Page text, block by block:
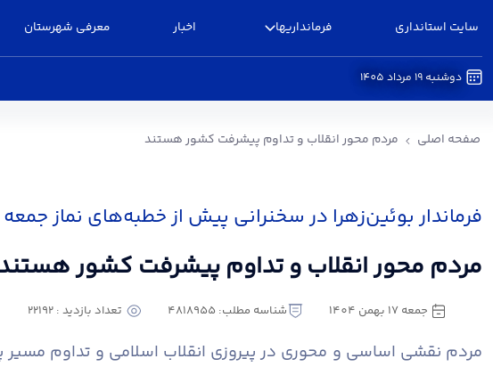
سایت استانداری فرمانداریها اخبار معرفی شهرستان
دوشنبه 19 مرداد 1405
صفحه اصلی مردم محور انقلاب و تداوم پیشرفت کشور هستند
فرماندار بوئین‌زهرا در سخنرانی پیش از خطبه‌های نماز جمعه
مردم محور انقلاب و تداوم پیشرفت کشور
جمعه 17 بهمن 1404 شناسه مطلب: 4818955 تعداد بازدید : 22192
مردم نقشی اساسی و محوری در پیروزی انقلاب اسلامی و تداوم